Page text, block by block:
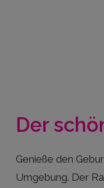
Der
Genieße den
Umgebung. Der